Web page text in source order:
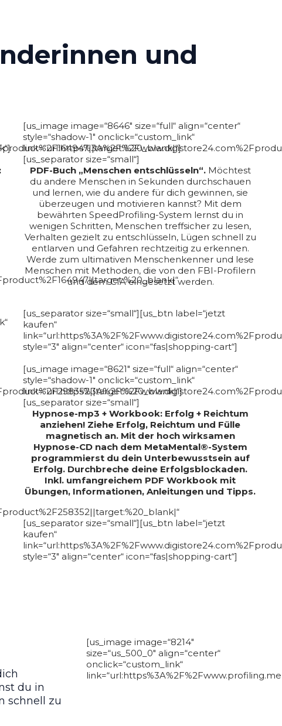
und
[us_image image=“8646″ size=“full“ align=“center“
style=“shadow-1″ onclick=“custom_link“
[us_separator size=“small“]
PDF-Buch „Menschen entschlüsseln“. Möchtest
du andere Menschen in Sekunden durchschauen
und lernen, wie du andere für dich gewinnen, sie
überzeugen und motivieren kannst? Mit dem
bewährten SpeedProfiling-System lernst du in
wenigen Schritten, Menschen treffsicher zu lesen,
Verhalten gezielt zu entschlüsseln, Lügen schnell zu
entlarven und Gefahren rechtzeitig zu erkennen.
Werde zum ultimativen Menschenkenner und lese
Menschen mit Methoden, die von den FBI-Profilern
und dem CIA eingesetzt werden.
[us_separator size=“small“][us_btn label=“jetzt
kaufen“
style=“3″ align=“center“ icon=“fas|shopping-cart“]
[us_image image=“8621″ size=“full“ align=“center“
style=“shadow-1″ onclick=“custom_link“
[us_separator size=“small“]
Hypnose-mp3 + Workbook: Erfolg + Reichtum
anziehen! Ziehe Erfolg, Reichtum und Fülle
magnetisch an. Mit der hoch wirksamen
Hypnose-CD nach dem MetaMental®-System
programmierst du dein Unterbewusstsein auf
Erfolg. Durchbreche deine Erfolgsblockaden.
Inkl. umfangreichem PDF Workbook mit
Übungen, Informationen, Anleitungen und Tipps.
[us_separator size=“small“][us_btn label=“jetzt
kaufen“
style=“3″ align=“center“ icon=“fas|shopping-cart“]
du in
schnell zu
[us_image image=“8214″
size=“us_500_0″ align=“center“
onclick=“custom_link“